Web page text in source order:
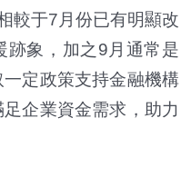
較于7月份已有明顯改
跡象，加之9月通常是
定政策支持金融機構
企業資金需求，助力